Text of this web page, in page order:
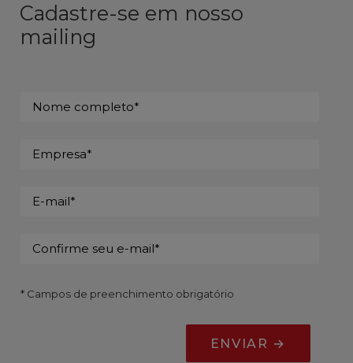
Cadastre-se em nosso
mailing
* Campos de preenchimento obrigatório